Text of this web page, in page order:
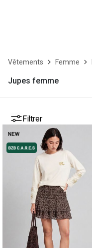
Vêtements Femme
Jupes femme
Filtrer